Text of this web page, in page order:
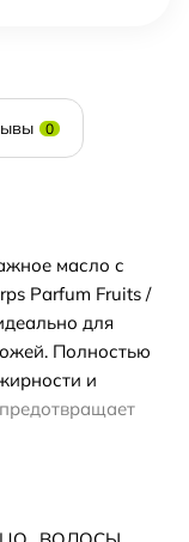
0
масло с
Parfum Fruits /
для
Полностью
и
питание,